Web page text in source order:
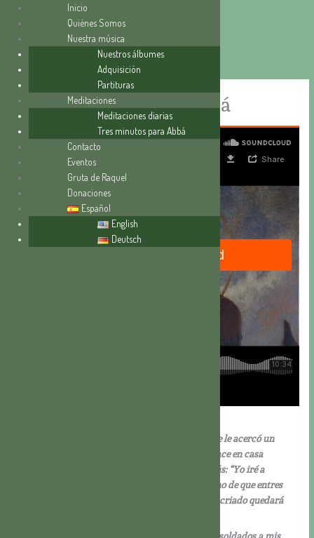
Una palabra tuya bastará
En aquel tiempo, al entrar Jesús en Cafarnaúm, se le acercó un
centurión y le rogó diciendo: “Señor, mi criado yace en casa
paralítico con terribles sufrimientos.” Dícele Jesús: “Yo iré a
curarle.” Replicó el centurión: “Señor, no soy digno de que entres
bajo mi techo; basta que lo digas de palabra y mi criado quedará
Porque también yo, que soy un subalterno, tengo soldados a mis
Inicio
Quiénes Somos
Nuestra música
Nuestros álbumes
Adquisición
Partituras
Meditaciones
Meditaciones diarias
Tres minutos para Abbá
Contacto
Eventos
Gruta de Raquel
Donaciones
Español
English
Deutsch